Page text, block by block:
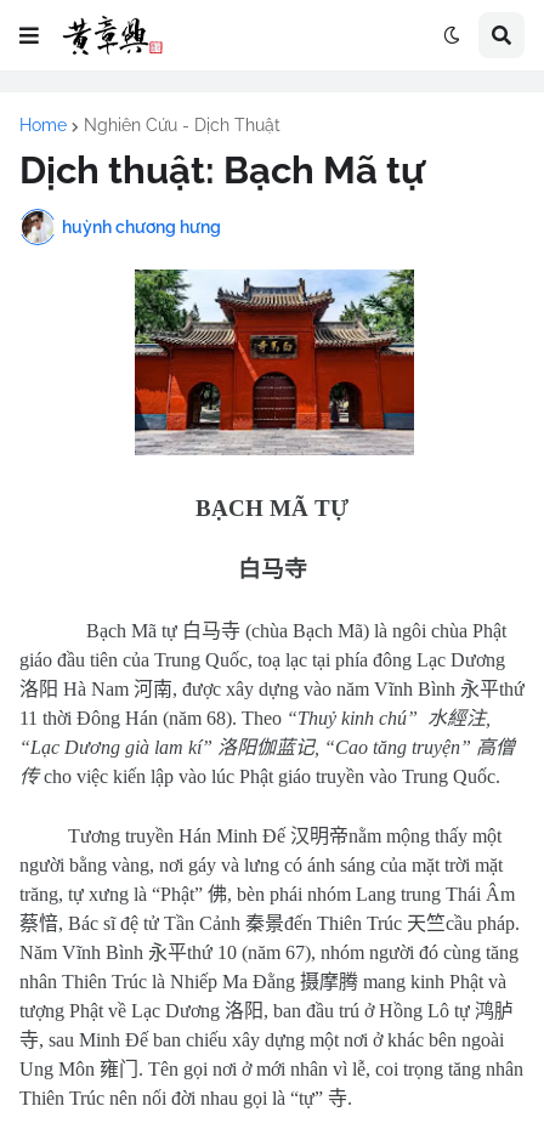
Home Nghiên Cứu - Dịch Thuật
Dịch thuật: Bạch Mã tự
huỳnh chương hưng
BẠCH MÃ TỰ
白马寺
Bạch Mã tự 白马寺 (chùa Bạch Mã) là ngôi chùa Phật
giáo đầu tiên của Trung Quốc, toạ lạc tại phía đông Lạc Dương
洛阳 Hà Nam 河南, được xây dựng vào năm Vĩnh Bình 永平thứ
11 thời Đông Hán (năm 68). Theo “Thuỷ kinh chú” 水經注,
“Lạc Dương già lam kí” 洛阳伽蓝记, “Cao tăng truyện” 高僧
传 cho việc kiến lập vào lúc Phật giáo truyền vào Trung Quốc.
Tương truyền Hán Minh Đế 汉明帝nằm mộng thấy một
người bằng vàng, nơi gáy và lưng có ánh sáng của mặt trời mặt
trăng, tự xưng là “Phật” 佛, bèn phái nhóm Lang trung Thái Âm
蔡愔, Bác sĩ đệ tử Tần Cảnh 秦景đến Thiên Trúc 天竺cầu pháp.
Năm Vĩnh Bình 永平thứ 10 (năm 67), nhóm người đó cùng tăng
nhân Thiên Trúc là Nhiếp Ma Đằng 摄摩腾 mang kinh Phật và
tượng Phật về Lạc Dương 洛阳, ban đầu trú ở Hồng Lô tự 鸿胪
寺, sau Minh Đế ban chiếu xây dựng một nơi ở khác bên ngoài
Ung Môn 雍门 . Tên gọi nơi ở mới nhân vì lễ, coi trọng tăng nhân
Thiên Trúc nên nối đời nhau gọi là “tự” 寺.